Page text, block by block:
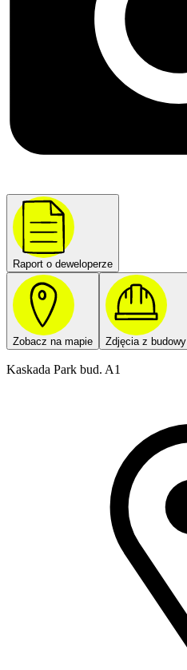
Raport o deweloperze
Zobacz na mapie Zdjęcia z budowy
Kaskada Park bud. A1